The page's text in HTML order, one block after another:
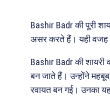
Bashir Badr की पूरी
असर करते हैं। यही वजह
Bashir Badr की शायरी
बन जाते हैं। उन्होंने
रवायत बन गई। उनका